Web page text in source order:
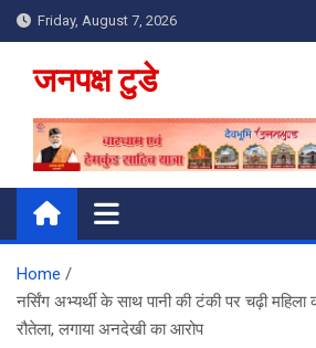
Skip
to
content
Friday, August 7, 2026
जनपक्ष टुडे
Home
नर्सिंग अभ्यर्थी के साथ पानी की टंकी पर चढ़ी महिला
रौतेला, लगाया अनदेखी का आरोप